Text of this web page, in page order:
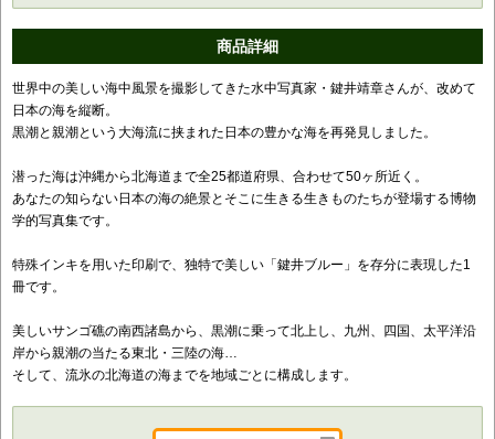
商品詳細
世界中の美しい海中風景を撮影してきた水中写真家・鍵井靖章さんが、改めて
日本の海を縦断。
黒潮と親潮という大海流に挟まれた日本の豊かな海を再発見しました。
潜った海は沖縄から北海道まで全25都道府県、合わせて50ヶ所近く。
あなたの知らない日本の海の絶景とそこに生きる生きものたちが登場する博物
学的写真集です。
特殊インキを用いた印刷で、独特で美しい「鍵井ブルー」を存分に表現した1
冊です。
美しいサンゴ礁の南西諸島から、黒潮に乗って北上し、九州、四国、太平洋沿
岸から親潮の当たる東北・三陸の海…
そして、流氷の北海道の海までを地域ごとに構成します。